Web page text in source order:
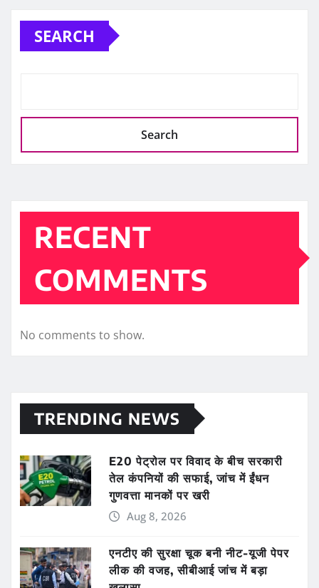
SEARCH
Search
RECENT
COMMENTS
No comments to show.
TRENDING NEWS
E20 पेट्रोल पर विवाद के बीच सरकारी
तेल कंपनियों की सफाई, जांच में ईंधन
गुणवत्ता मानकों पर खरी
Aug 8, 2026
एनटीए की सुरक्षा चूक बनी नीट-यूजी पेपर
लीक की वजह, सीबीआई जांच में बड़ा